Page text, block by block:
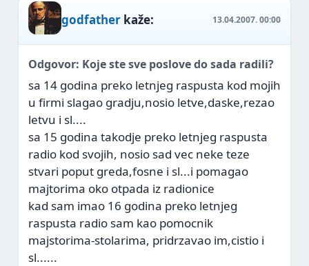
godfather kaže: 13.04.2007.00:00
Odgovor: Koje ste sve poslove do sada radili?
sa 14 godina preko letnjeg raspusta kod mojih
u firmi slagao gradju,nosio letve,daske,rezao
letvu i sl....
sa 15 godina takodje preko letnjeg raspusta
radio kod svojih, nosio sad vec neke teze
stvari poput greda,fosne i sl...i pomagao
majtorima oko otpada iz radionice
kad sam imao 16 godina preko letnjeg
raspusta radio sam kao pomocnik
majstorima-stolarima, pridrzavao im,cistio i
sl......